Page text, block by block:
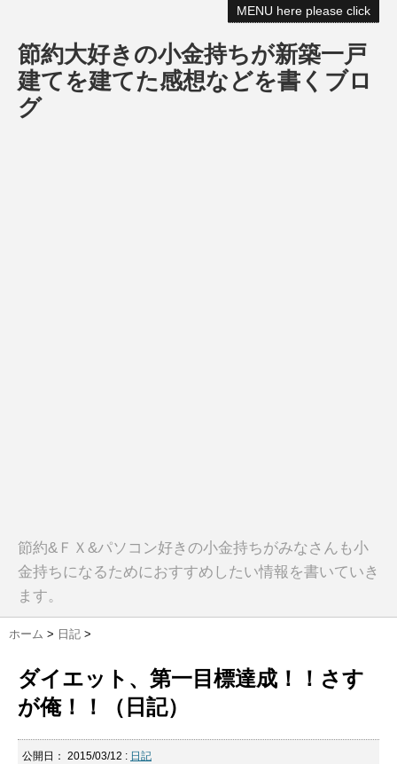
MENU here please click
節約大好きの小金持ちが新築一戸
建てを建てた感想などを書くブロ
グ
節約&ＦＸ&パソコン好きの小金持ちがみなさんも小
金持ちになるためにおすすめしたい情報を書いていき
ます。
ホーム > 日記 >
ダイエット、第一目標達成！！さす
が俺！！（日記）
公開日： 2015/03/12 : 日記